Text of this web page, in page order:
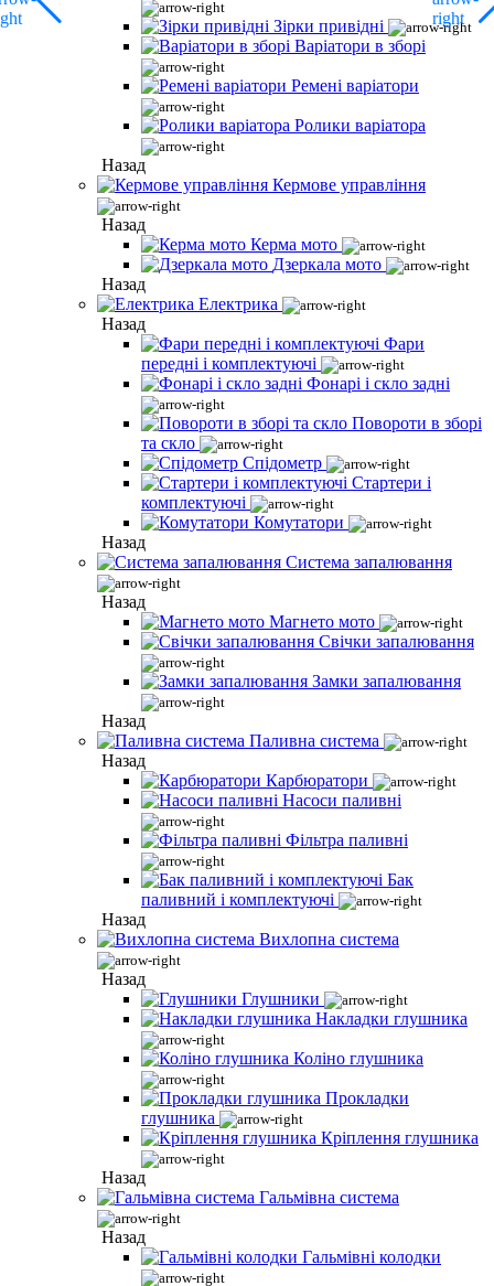
Зірки привідні
Варіатори в зборі
Ремені варіатори
Ролики варіатора
Назад
Кермове управління
Назад
Керма мото
Дзеркала мото
Назад
Електрика
Назад
Фари
передні і комплектуючі
Фонарі і скло задні
Повороти в зборі
та скло
Спідометр
Стартери і
комплектуючі
Комутатори
Назад
Система запалювання
Назад
Магнето мото
Свічки запалювання
Замки запалювання
Назад
Паливна система
Назад
Карбюратори
Насоси паливні
Фільтра паливні
Бак
паливний і комплектуючі
Назад
Вихлопна система
Назад
Глушники
Накладки глушника
Коліно глушника
Прокладки
глушника
Кріплення глушника
Назад
Гальмівна система
Назад
Гальмівні колодки